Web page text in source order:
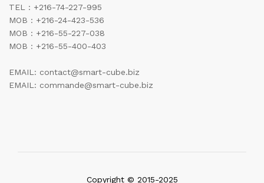
TEL : +216-74-227-995
MOB : +216-24-423-536
MOB : +216-55-227-038
MOB : +216-55-400-403
EMAIL: contact@smart-cube.biz
EMAIL: commande@smart-cube.biz
Copyright © 2015-2025